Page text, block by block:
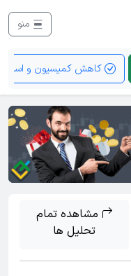
کاهش کمیسیون و اسپرد
مشاهده تمام
تحلیل ها